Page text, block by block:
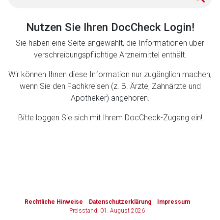
Nutzen Sie Ihren DocCheck Login!
Sie haben eine Seite angewählt, die Informationen über
verschreibungspflichtige Arzneimittel enthält.
Wir können Ihnen diese Information nur zugänglich machen,
wenn Sie den Fachkreisen (z. B. Ärzte, Zahnärzte und
Apotheker) angehören.
Bitte loggen Sie sich mit Ihrem DocCheck-Zugang ein!
Rechtliche Hinweise Datenschutzerklärung
Impressum
Preisstand: 01. August 2026
Zurück zur rote-liste.de Zur Seite